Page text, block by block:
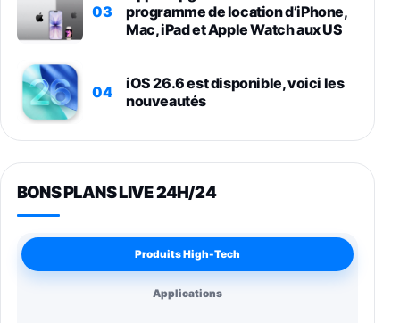
03
programme de location d’iPhone,
Mac, iPad et Apple Watch aux US
04
iOS 26.6 est disponible, voici les
nouveautés
BONS PLANS LIVE 24H/24
Produits High-Tech
Applications